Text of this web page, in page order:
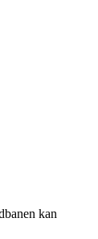
kan